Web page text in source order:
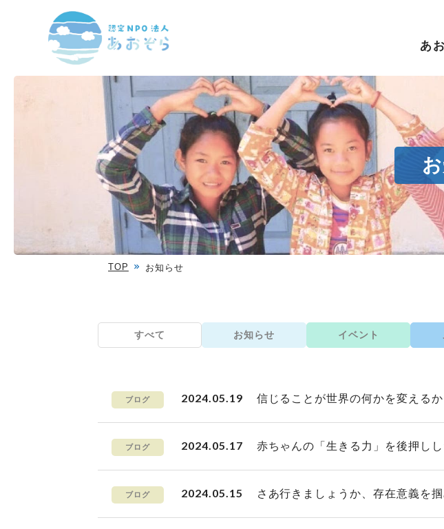
あ
TOP お知らせ
すべて お知らせ イベント
ブログ 2024.05.19 信じることが世界の何かを変える
ブログ 2024.05.17 赤ちゃんの「生きる力」を後押し
ブログ 2024.05.15 さあ行きましょうか、存在意義